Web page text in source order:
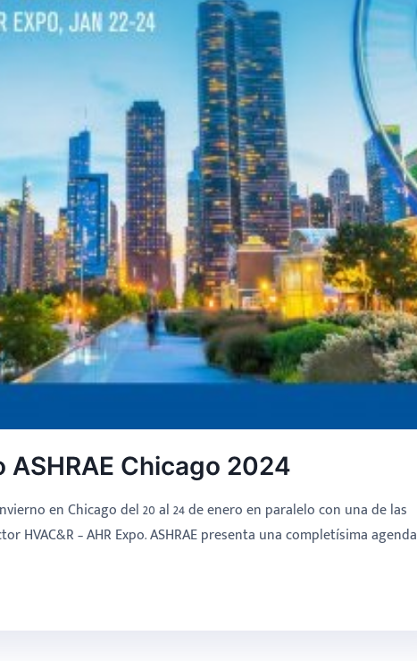
Chicago 2024
en Chicago del 20 al 24 de enero en paralelo con una de las
– AHR Expo. ASHRAE presenta una completísima agenda